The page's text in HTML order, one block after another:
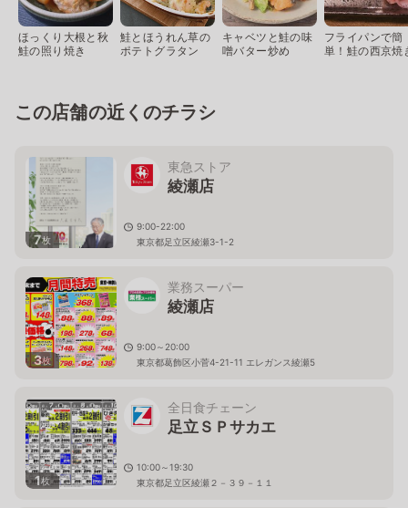
ほっくり大根と秋
鮭の照り焼き
鮭とほうれん草の
ポテトグラタン
キャベツと鮭の味
噌バター炒め
フライパンで簡
単！鮭の西京焼
この店舗の近くのチラシ
7枚
東急ストア
綾瀬店
9:00-22:00
東京都足立区綾瀬3-1-2
3枚
業務スーパー
綾瀬店
9:00～20:00
東京都葛飾区小菅4-21-11 エレガンス綾瀬5
1枚
全日食チェーン
足立ＳＰサカエ
10:00～19:30
東京都足立区綾瀬２－３９－１１